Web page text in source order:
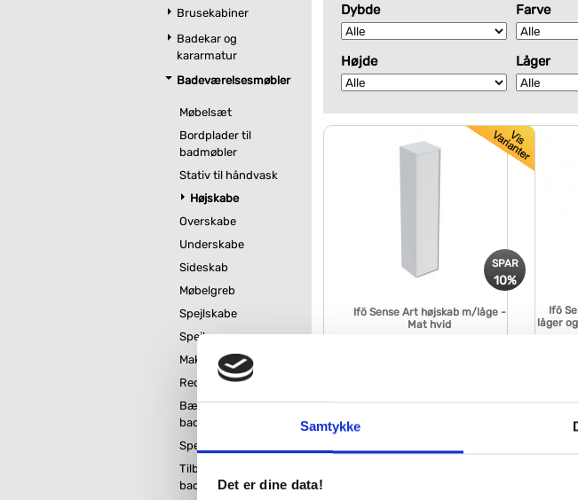
Samtykke
Det er dine data!
Brusekabiner
Badekar og
kararmatur
Badeværelsesmøbler
Møbelsæt
Bordplader til
badmøbler
Stativ til håndvask
Højskabe
Overskabe
Underskabe
Sideskab
Møbelgreb
Spejlskabe
Spejle
Makeupspejle
Reoler og tøjstativ
Bænk til
badeværelse
Spejlvarme
Tilbehør til
badeværelsesmøbler
Dybde Farve
Højde Låger
SPAR
10%
Ifö Sense Art højskab m/låge -
Mat hvid
Ifö
låger